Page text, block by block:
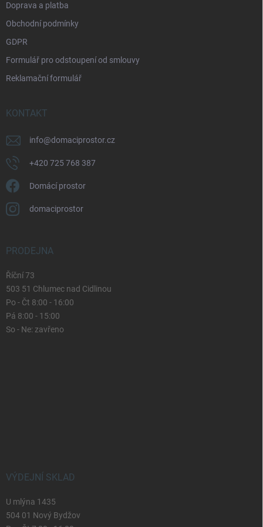
Doprava a platba
Obchodní podmínky
GDPR
Formulář pro odstoupení od smlouvy
Reklamační formulář
KONTAKT
info@domaciprostor.cz
+420 725 768 387
Domácí prostor
domaciprostor
PRODEJNA
Říční 73
503 51 Chlumec nad Cidlinou
Po - Čt 8:00 - 16:00
Pá 8:00 - 15:00
So - Ne: zavřeno
VÝDEJNÍ SKLAD
U mlýna 1435
504 01 Nový Bydžov